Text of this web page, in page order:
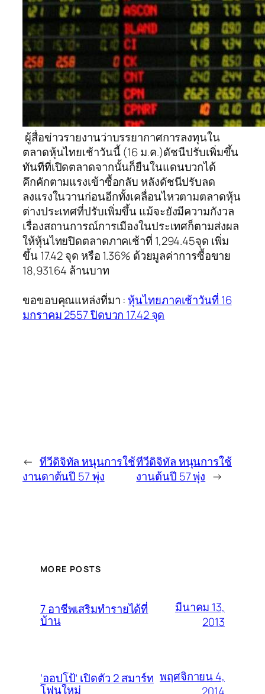
ผู้สื่อข่าวรายงานว่าบรรยากาศการลงทุนใน
ตลาดหุ้นไทยเช้าวันนี้ (16 ม.ค.)ดัชนีปรับเพิ่มขึ้น
ทันทีที่เปิดตลาดจากนั้นก็ยืนในแดนบวกได้
คึกคักตามแรงเข้าซื้อกลับ หลังดัชนีปรับลด
ลงแรงในวานก่อนอีกทั้งเคลื่อนไหวตามตลาดหุ้น
ต่างประเทศที่ปรับเพิ่มขึ้น แม้จะยังมีความกังวล
เรื่องสถานการณ์การเมืองในประเทศก็ตามส่งผล
ให้หุ้นไทยปิดตลาดภาคเช้าที่ 1,294.45จุด เพิ่ม
ขึ้น 17.42 จุด หรือ 1.36% ด้วยมูลค่าการซื้อขาย
18,931.64 ล้านบาท
ขอขอบคุณแหล่งที่มา : หุ้นไทยภาคเช้าวันที่ 16
มกราคม 2557 ปิดบวก 17.42 จุด
← ทีวีดิจิทัล หนุนการใช้
งานดาต้นปี 57 พุ่ง
ทีวีดิจิทัล หนุนการใช้
งานต้นปี 57 พุ่ง →
MORE POSTS
7 อาชีพเสริมทำรายได้ที่
บ้าน
มีนาคม 13,
2013
‘ออปโป้’ เปิดตัว 2 สมาร์ท
โฟนใหม่
พฤศจิกายน 4,